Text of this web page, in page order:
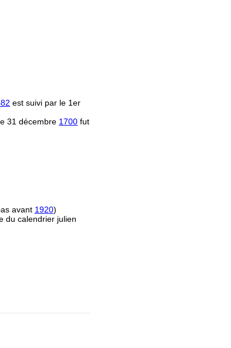
est suivi par le 1er
31 décembre 1700 fut
avant 1920)
du calendrier julien